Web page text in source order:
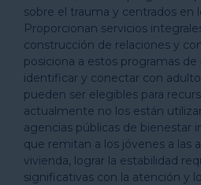
sobre el trauma y centrados en
Proporcionan servicios
construcción de relaciones y
posiciona a estos programas de
identificar y conectar con
pueden ser elegibles para
actualmente no los están
agencias públicas de bienestar
que remitan a los jóvenes a las
vivienda, lograr la estabilidad
significativas con la atención y